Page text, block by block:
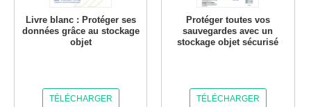
Livre blanc : Protéger ses
données grâce au stockage
objet
TÉLÉCHARGER
Protéger toutes vos
sauvegardes avec un
stockage objet sécurisé
TÉLÉCHARGER